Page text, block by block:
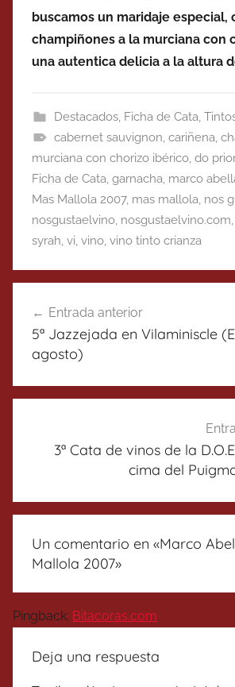
buscamos un maridaje especial,
champiñones a la murciana con
una autentica delicia a la altura
Destacados, Ficha de Cata,
cabernet sauvignon, cariñena,
murciana con chorizo ibérico, do
Ficha de Cata, garnacha, marco
Mas Mallola 2007, mas mallola, nos
nosgustaelvino, nosgustaelvino.com,
syrah, vi, vino, vino tinto crianza
de
entradas
Entrada anterior
5ª Jazzejada en Vilaminiscle
agosto)
3ª Cata de vinos de la
cima del
Un comentario en «Marco
Mallola 2007»
Pingback: Bitacoras.com
Deja una respuesta